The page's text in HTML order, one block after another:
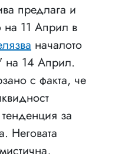
предлага и
на 11 Април в
началото
на 14 Април.
с факта, че
за
Неговата